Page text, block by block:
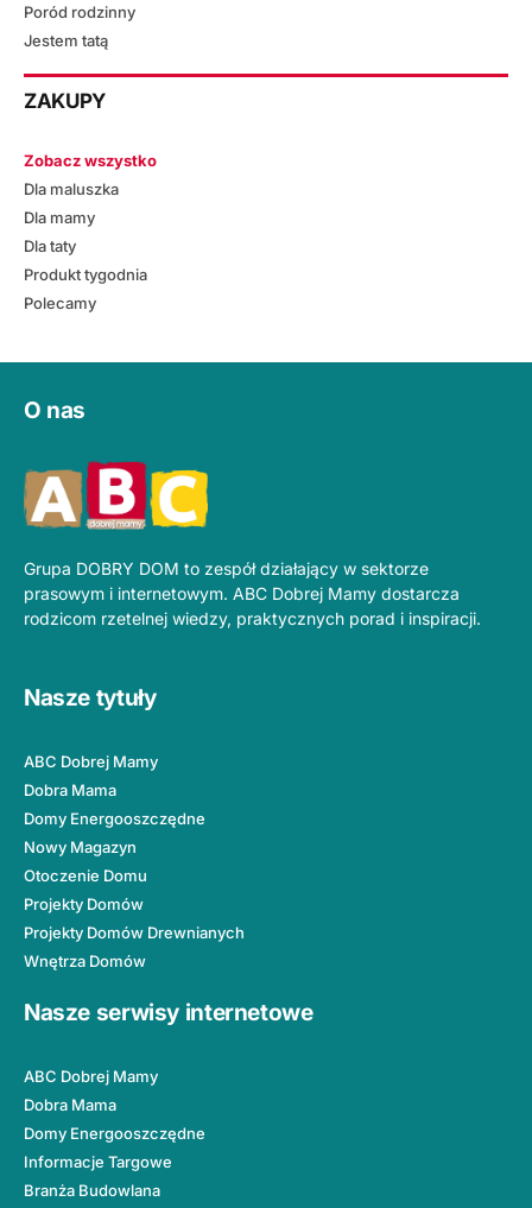
Poród rodzinny
Jestem tatą
ZAKUPY
Zobacz wszystko
Dla maluszka
Dla mamy
Dla taty
Produkt tygodnia
Polecamy
O nas
Grupa DOBRY DOM to zespół działający w sektorze
prasowym i internetowym. ABC Dobrej Mamy dostarcza
rodzicom rzetelnej wiedzy, praktycznych porad i inspiracji.
Nasze tytuły
ABC Dobrej Mamy
Dobra Mama
Domy Energooszczędne
Nowy Magazyn
Otoczenie Domu
Projekty Domów
Projekty Domów Drewnianych
Wnętrza Domów
Nasze serwisy internetowe
ABC Dobrej Mamy
Dobra Mama
Domy Energooszczędne
Informacje Targowe
Branża Budowlana